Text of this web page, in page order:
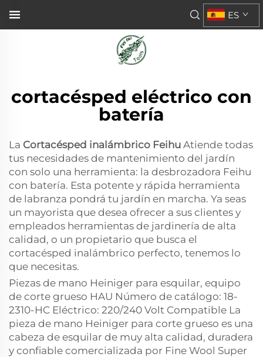
ES
cortacésped eléctrico con
batería
La Cortacésped inalámbrico Feihu Atiende todas
tus necesidades de mantenimiento del jardín
con solo una herramienta: la desbrozadora Feihu
con batería. Esta potente y rápida herramienta
de labranza pondrá tu jardín en marcha. Ya seas
un mayorista que desea ofrecer a sus clientes y
empleados herramientas de jardinería de alta
calidad, o un propietario que busca el
cortacésped inalámbrico perfecto, tenemos lo
que necesitas.
Piezas de mano Heiniger para esquilar, equipo
de corte grueso HAU Número de catálogo: 18-
2310-HC Eléctrico: 220/240 Volt Compatible La
pieza de mano Heiniger para corte grueso es una
cabeza de esquilar de muy alta calidad, duradera
y confiable comercializada por Fine Wool Super